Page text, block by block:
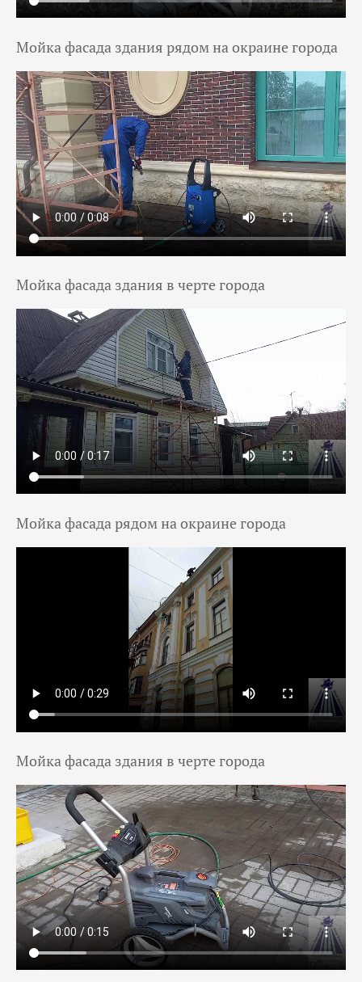
Мойка фасада здания рядом на окраине города
Мойка фасада здания в черте города
Мойка фасада рядом на окраине города
Мойка фасада здания в черте города